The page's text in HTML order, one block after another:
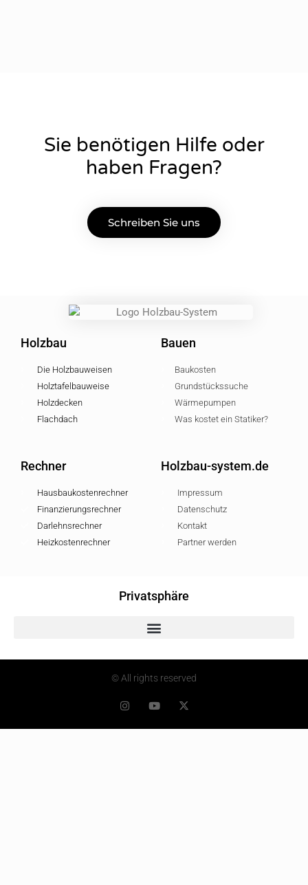
Sie benötigen Hilfe oder
haben Fragen?
Schreiben Sie uns
Holzbau
Die Holzbauweisen
Holztafelbauweise
Holzdecken
Flachdach
Bauen
Baukosten
Grundstückssuche
Wärmepumpen
Was kostet ein Statiker?
Rechner
Hausbaukostenrechner
Finanzierungsrechner
Darlehnsrechner
Heizkostenrechner
Holzbau-system.de
Impressum
Datenschutz
Kontakt
Partner werden
Privatsphäre
© All rights reserved